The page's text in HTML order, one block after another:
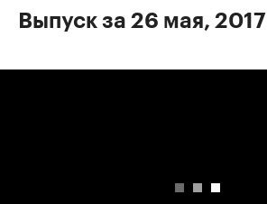
Выпуск за 26 мая, 2017